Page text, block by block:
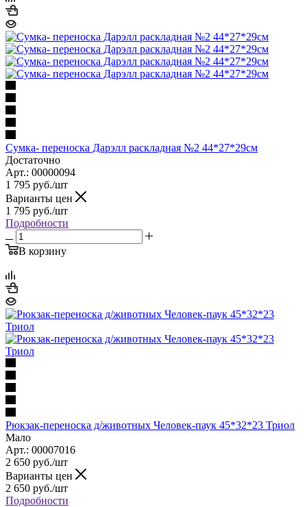
Сумка- переноска Дарэлл раскладная №2 44*27*29см
Достаточно
Арт.: 00000094
1 795 руб./шт
Варианты цен
1 795 руб./шт
Подробности
В корзину
Рюкзак-переноска д/животных Человек-паук 45*32*23 Триол
Мало
Арт.: 00007016
2 650 руб./шт
Варианты цен
2 650 руб./шт
Подробности